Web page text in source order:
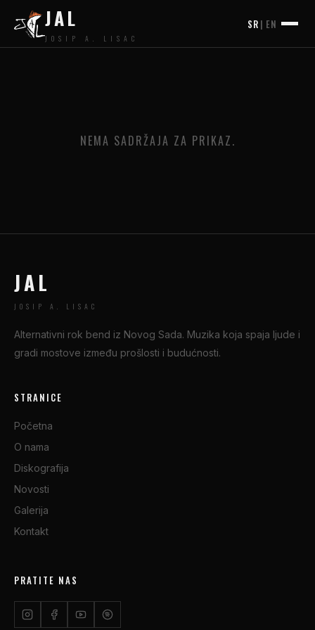
JAL
JOSIP A. LISAC
SR | EN
NEMA SADRŽAJA ZA PRIKAZ.
JAL
JOSIP A. LISAC
Alternativni rok bend iz Novog Sada. Muzika koja spaja ljude i
gradi mostove između prošlosti i budućnosti.
STRANICE
Početna
O nama
Diskografija
Novosti
Galerija
Kontakt
PRATITE NAS